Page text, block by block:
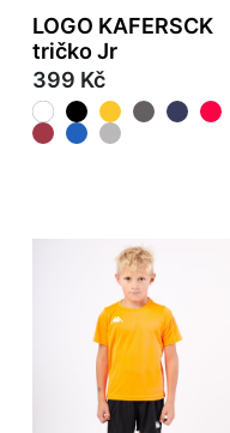
LOGO KAFERSCK
tričko Jr
399 Kč